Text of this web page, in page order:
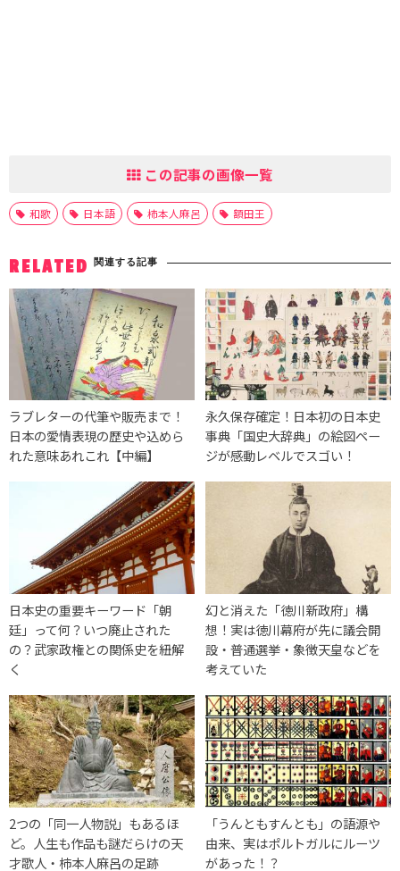
この記事の画像一覧
和歌 日本語 柿本人麻呂 額田王
RELATED 関連する記事
ラブレターの代筆や販売まで！
日本の愛情表現の歴史や込めら
れた意味あれこれ【中編】
永久保存確定！日本初の日本史
事典「国史大辞典」の絵図ペー
ジが感動レベルでスゴい！
日本史の重要キーワード「朝
廷」って何？いつ廃止された
の？武家政権との関係史を紐解
く
幻と消えた「徳川新政府」構
想！実は徳川幕府が先に議会開
設・普通選挙・象徴天皇などを
考えていた
2つの「同一人物説」もあるほ
ど。人生も作品も謎だらけの天
才歌人・柿本人麻呂の足跡
「うんともすんとも」の語源や
由来、実はポルトガルにルーツ
があった！？